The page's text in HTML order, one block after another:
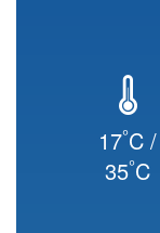
17°C /
35°C